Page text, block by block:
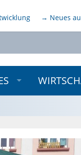
→ Neues